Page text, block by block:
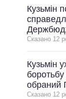
Кузьмін
Сказано 12
Кузьмін
обраний
Сказано 12